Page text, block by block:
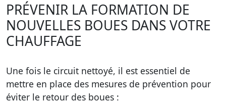
PRÉVENIR LA FORMATION DE
NOUVELLES BOUES DANS VOTRE
CHAUFFAGE
Une fois le circuit nettoyé, il est essentiel de
mettre en place des mesures de prévention pour
éviter le retour des boues :